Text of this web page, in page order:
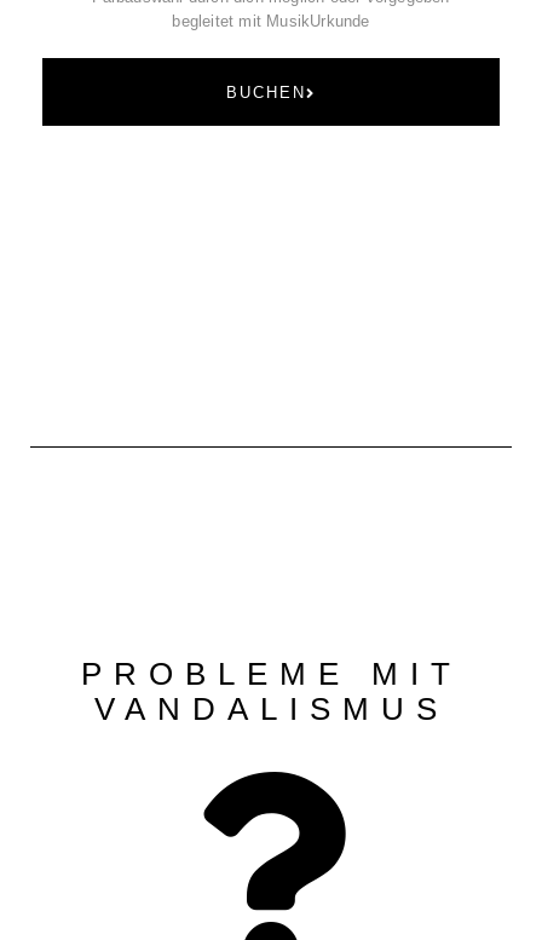
begleitet mit MusikUrkunde
BUCHEN
PROBLEME MIT
VANDALISMUS